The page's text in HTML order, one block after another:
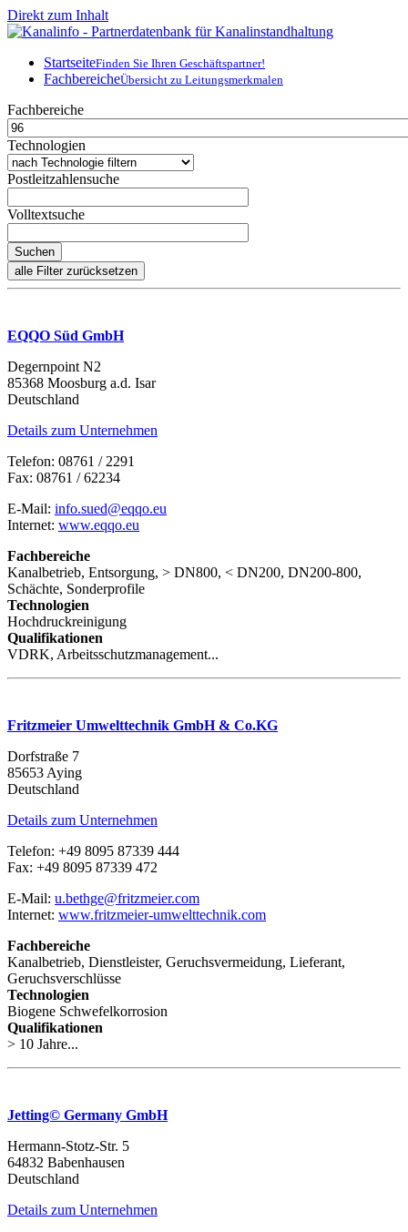
Direkt zum Inhalt
StartseiteFinden Sie Ihren Geschäftspartner!
FachbereicheÜbersicht zu Leitungsmerkmalen
Fachbereiche
Technologien
Postleitzahlensuche
Volltextsuche
EQQO Süd GmbH
Degernpoint N2
85368 Moosburg a.d. Isar
Deutschland
Details zum Unternehmen
Telefon: 08761 / 2291
Fax: 08761 / 62234
E-Mail: info.sued@eqqo.eu
Internet: www.eqqo.eu
Fachbereiche
Kanalbetrieb, Entsorgung, > DN800, < DN200, DN200-800,
Schächte, Sonderprofile
Technologien
Hochdruckreinigung
Qualifikationen
VDRK, Arbeitsschutzmanagement...
Fritzmeier Umwelttechnik GmbH & Co.KG
Dorfstraße 7
85653 Aying
Deutschland
Details zum Unternehmen
Telefon: +49 8095 87339 444
Fax: +49 8095 87339 472
E-Mail: u.bethge@fritzmeier.com
Internet: www.fritzmeier-umwelttechnik.com
Fachbereiche
Kanalbetrieb, Dienstleister, Geruchsvermeidung, Lieferant,
Geruchsverschlüsse
Technologien
Biogene Schwefelkorrosion
Qualifikationen
> 10 Jahre...
Jetting© Germany GmbH
Hermann-Stotz-Str. 5
64832 Babenhausen
Deutschland
Details zum Unternehmen